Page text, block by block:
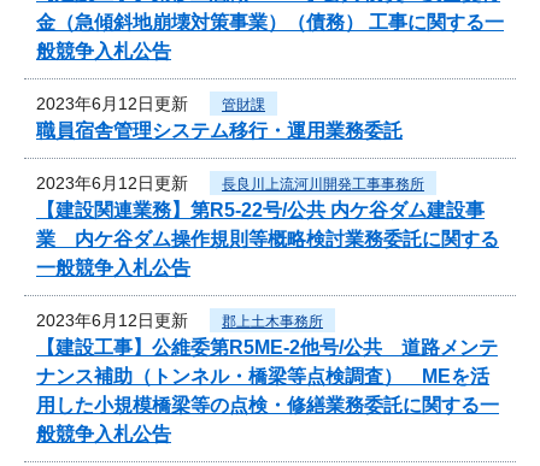
金（急傾斜地崩壊対策事業）（債務） 工事に関する一
般競争入札公告
2023年6月12日更新 管財課
職員宿舎管理システム移行・運用業務委託
2023年6月12日更新 長良川上流河川開発工事事務所
【建設関連業務】第R5-22号/公共 内ケ谷ダム建設事
業 内ケ谷ダム操作規則等概略検討業務委託に関する
一般競争入札公告
2023年6月12日更新 郡上土木事務所
【建設工事】公維委第R5ME-2他号/公共 道路メンテ
ナンス補助（トンネル・橋梁等点検調査） MEを活
用した小規模橋梁等の点検・修繕業務委託に関する一
般競争入札公告